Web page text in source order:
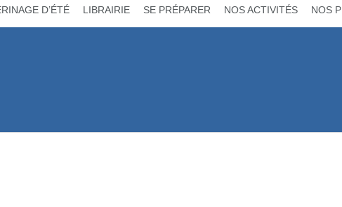
D’ÉTÉ LIBRAIRIE SE PRÉPARER NOS ACTIVITÉS NOS